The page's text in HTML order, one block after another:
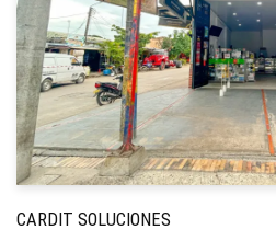
CARDIT SOLUCIONES